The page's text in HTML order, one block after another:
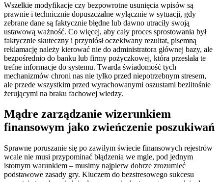
Wszelkie modyfikacje czy bezpowrotne usunięcia wpisów są
prawnie i technicznie dopuszczalne wyłącznie w sytuacji, gdy
zebrane dane są faktycznie błędne lub dawno utraciły swoją
ustawową ważność. Co więcej, aby cały proces sprostowania był
faktycznie skuteczny i przyniósł oczekiwany rezultat, pisemną
reklamację należy kierować nie do administratora głównej bazy, ale
bezpośrednio do banku lub firmy pożyczkowej, która przesłała te
trefne informacje do systemu. Twarda świadomość tych
mechanizmów chroni nas nie tylko przed niepotrzebnym stresem,
ale przede wszystkim przed wyrachowanymi oszustami bezlitośnie
żerującymi na braku fachowej wiedzy.
Mądre zarządzanie wizerunkiem
finansowym jako zwieńczenie poszukiwań
Sprawne poruszanie się po zawiłym świecie finansowych rejestrów
wcale nie musi przypominać błądzenia we mgle, pod jednym
istotnym warunkiem – musimy najpierw dobrze zrozumieć
podstawowe zasady gry. Kluczem do bezstresowego sukcesu